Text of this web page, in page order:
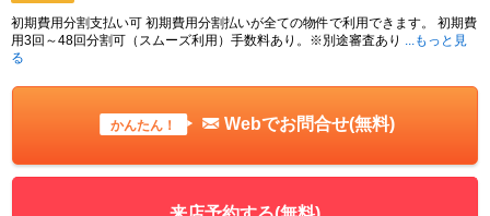
初期費用分割支払い可 初期費用分割払いが全ての物件で利用できます。 初期費
用3回～48回分割可（スムーズ利用）手数料あり。※別途審査あり
...もっと見
る
かんたん！ Webでお問合せ(無料)